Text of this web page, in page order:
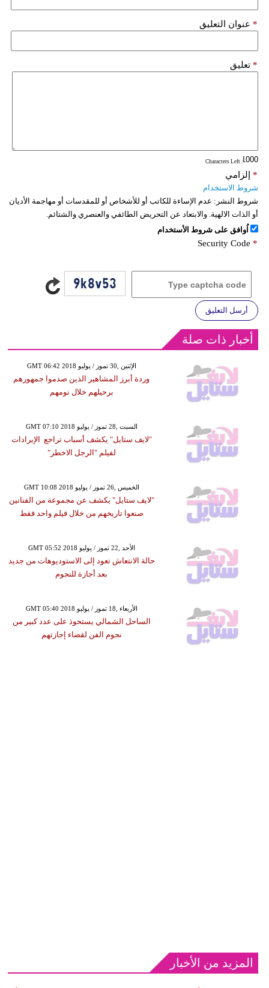
عنوان التعليق *
تعليق *
: Characters Left
إلزامي *
شروط الاستخدام
شروط النشر: عدم الإساءة للكاتب أو للأشخاص أو للمقدسات أو مهاجمة الأديان
أو الذات الالهية. والابتعاد عن التحريض الطائفي والعنصري والشتائم.
اُوافق على شروط الأستخدام
Security Code *
أرسل التعليق
أخبار ذات صلة
GMT 06:42 2018 الإثنين ,30 تموز / يوليو
وردة أبرز المشاهير الذين صدموا جمهورهم
برحيلهم خلال نومهم
GMT 07:10 2018 السبت ,28 تموز / يوليو
"لايف ستايل" يكشف أسباب تراجع الإيرادات
لفيلم "الرجل الاخطر"
GMT 10:08 2018 الخميس ,26 تموز / يوليو
"لايف ستايل" يكشف عن مجموعة من الفنانين
صنعوا تاريخهم من خلال فيلم واحد فقط
GMT 05:52 2018 الأحد ,22 تموز / يوليو
حالة الانتعاش تعود إلى الاستوديوهات من جديد
بعد أجازة للنجوم
GMT 05:40 2018 الأربعاء ,18 تموز / يوليو
الساحل الشمالي يستحوذ على عدد كبير من
نجوم الفن لقضاء إجازتهم
المزيد من الأخبار